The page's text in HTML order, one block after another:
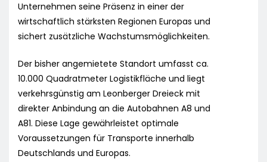
Unternehmen seine Präsenz in einer der
wirtschaftlich stärksten Regionen Europas und
sichert zusätzliche Wachstumsmöglichkeiten.
Der bisher angemietete Standort umfasst ca.
10.000 Quadratmeter Logistikfläche und liegt
verkehrsgünstig am Leonberger Dreieck mit
direkter Anbindung an die Autobahnen A8 und
A81. Diese Lage gewährleistet optimale
Voraussetzungen für Transporte innerhalb
Deutschlands und Europas.